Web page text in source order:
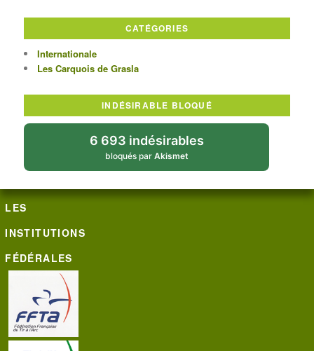
CATÉGORIES
Internationale
Les Carquois de Grasla
INDÉSIRABLE BLOQUÉ
6 693 indésirables
bloqués par Akismet
LES
INSTITUTIONS
FÉDÉRALES